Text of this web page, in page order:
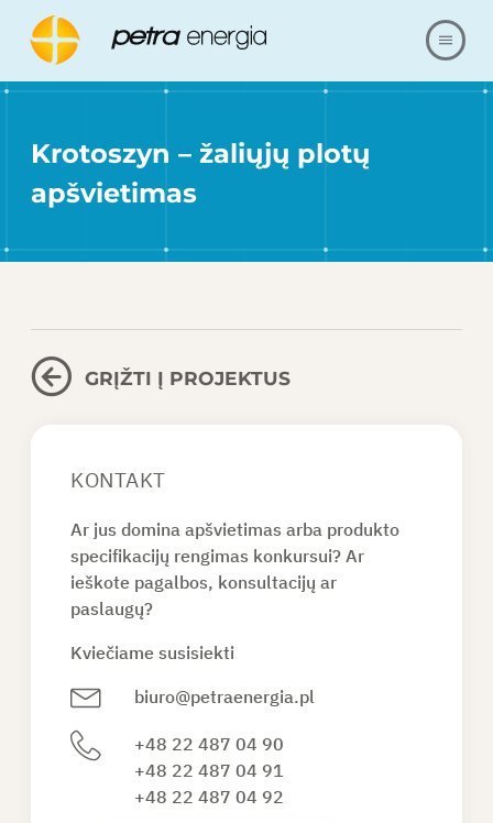
PASIŪLYMAS
KLAUSIMAI IR ATSAKYMAI
PAPRAŠYTI PASIŪLYMO
Krotoszyn – žaliųjų plotų
apšvietimas
GRĮŽTI Į PROJEKTUS
KONTAKT
Ar jus domina apšvietimas arba produkto
specifikacijų rengimas konkursui? Ar
ieškote pagalbos, konsultacijų ar
paslaugų?
Kviečiame susisiekti
biuro@petraenergia.pl
+48 22 487 04 90
+48 22 487 04 91
+48 22 487 04 92